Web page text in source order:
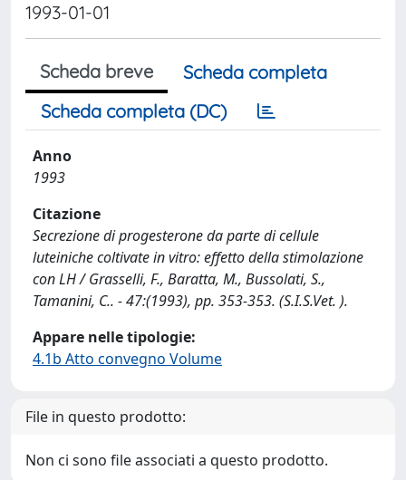
1993-01-01
Scheda breve
Scheda completa
Scheda completa (DC)
Anno
1993
Citazione
Secrezione di progesterone da parte di cellule
luteiniche coltivate in vitro: effetto della stimolazione
con LH / Grasselli, F., Baratta, M., Bussolati, S.,
Tamanini, C.. - 47:(1993), pp. 353-353. (S.I.S.Vet. ).
Appare nelle tipologie:
4.1b Atto convegno Volume
File in questo prodotto:
Non ci sono file associati a questo prodotto.